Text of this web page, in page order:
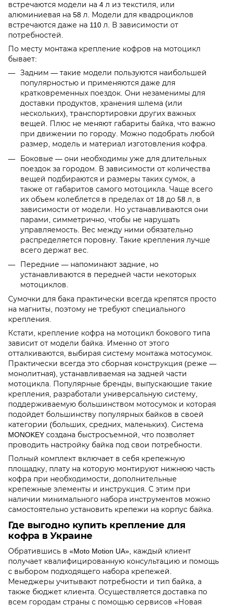
встречаются модели на 4 л из текстиля, или
алюминиевая на 58 л. Модели для квадроциклов
встречаются даже на 110 л. В зависимости от
потребностей.
По месту монтажа крепление кофров на мотоцикл
бывает:
Задним — такие модели пользуются наибольшей
популярностью и применяются даже для
кратковременных поездок. Они незаменимы для
доставки продуктов, хранения шлема (или
нескольких), транспортировки других важных
вещей. Плюс не меняют габариты байка, что важно
при движении по городу. Можно подобрать любой
размер, модель и материал изготовления кофра.
Боковые — они необходимы уже для длительных
поездок за городом. В зависимости от количества
вещей подбираются и размеры таких сумок, а
также от габаритов самого мотоцикла. Чаще всего
их объем колеблется в пределах от 18 до 58 л, в
зависимости от модели. Но устанавливаются они
парами, симметрично, чтобы не нарушать
управляемость. Вес между ними обязательно
распределяется поровну. Такие крепления лучше
всего держат вес.
Передние — напоминают задние, но
устанавливаются в передней части некоторых
мотоциклов.
Сумочки для бака практически всегда крепятся просто
на магниты, поэтому не требуют специального
крепления.
Кстати, крепление кофра на мотоцикл бокового типа
зависит от модели байка. Именно от этого
отталкиваются, выбирая систему монтажа мотосумок.
Практически всегда это сборная конструкция (реже —
монолитная), устанавливаемая на задней части
мотоцикла. Популярные бренды, выпускающие такие
крепления, разработали универсальную систему,
поддерживаемую большинством мотосумок и которая
подойдет большинству популярных байков в своей
категории (больших, средних, маленьких). Система
MONOKEY создана быстросъемной, что позволяет
проводить настройку байка под свои потребности.
Полный комплект включает в себя крепежную
площадку, плату на которую монтируют нижнюю часть
кофра при необходимости, дополнительные
крепежные элементы и инструкция. С этим при
наличии минимального набора инструментов можно
самостоятельно установить крепежи на корпус байка.
Где выгодно купить крепление для
кофра в Украине
Обратившись в «Moto Motion UA», каждый клиент
получает квалифицированную консультацию и помощь
с выбором подходящего набора крепежей.
Менеджеры учитывают потребности и тип байка, а
также бюджет клиента. Осуществляется доставка по
всем городам страны с помощью сервисов «Новая